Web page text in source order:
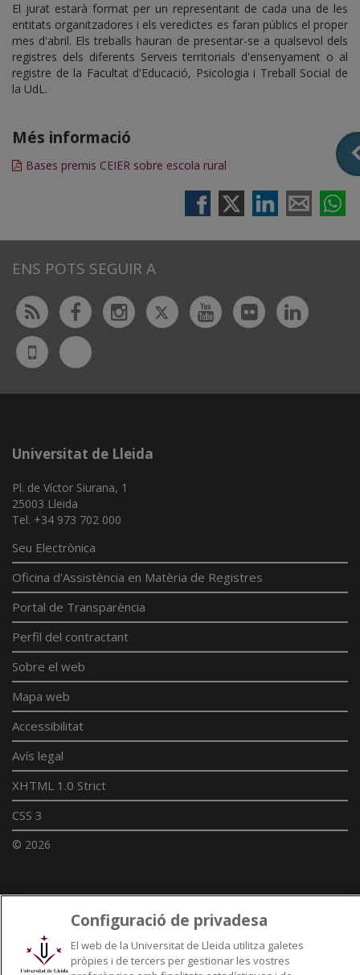
El jurat estarà format per un representant de cada una de les
entitats organitzadores i els veredictes es faran públics el proper
mes d'abril. Els treballs hauran de presentar-se a qualsevol dels
registres dels diferents Serveis territorials d'ensenyament o al
registre de la Facultat d'Educació, Psicologia i Treball Social de
la UdL.
Més informació
Bases premis CEIER sobre escola rural
ENS POTS SEGUIR A
Rss FacebookInstagram
TwitterYoutubeFlickr
UdL
App
Bluesky
Universitat de Lleida
Pl. de Víctor Siurana, 1
25003 Lleida
Tel. +34 973 702 000
Seu Electrònica
Oficina d'Assistència en Matèria de Registres
Portal de Transparència
Perfil del contractant
Sobre el web
Mapa web
Accessibilitat
Avís legal
XHTML 1.0 Strict
CSS 3
© 2026
Enllaços UdL
Xarxes universitàries
Configuració de privadesa
El web de la Universitat de Lleida utilitza galetes
pròpies i de tercers per gestionar les vostres